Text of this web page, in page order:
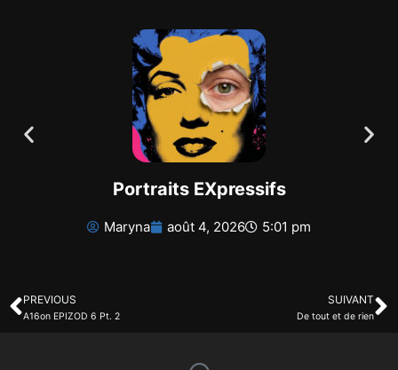
Portraits EXpressifs
Maryna août 4, 2026 5:01 pm
PREVIOUS
A16on EPIZOD 6 Pt. 2
SUIVANT
De tout et de rien